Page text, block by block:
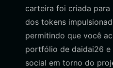
carteira foi criada para
dos tokens
permitindo que você
portfólio de daidai26
social em torno do